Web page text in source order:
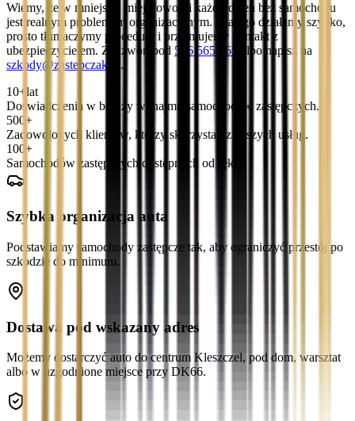
Wiemy, że w mniejszej miejscowości każdy dzień bez samochodu
jest realnym problemem organizacyjnym. Dlatego działamy szybko,
prosto tłumaczymy procedurę i przejmujemy kontakt z
ubezpieczycielem. Zadzwoń pod 536 565 565
albo napisz na
szkody@zastepczak.pl .
10+ lat
Doświadczenia w branży wynajmu samochodów zastępczych.
500+
Zadowolonych klientów, którzy skorzystali z naszych usług.
100+
Samochodów zastępczych dostępnych od ręki.
Szybka organizacja auta
Podstawiamy samochody zastępcze tak, aby ograniczyć przestój po
szkodzie do minimum.
Dostawa pod wskazany adres
Możemy dostarczyć auto do centrum Kleszczel, pod dom, warsztat
albo w uzgodnione miejsce przy DK66.